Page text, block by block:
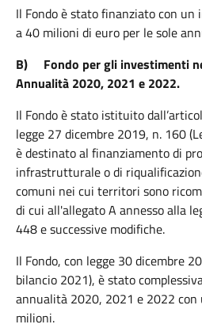
Il Fondo è stato finanziato con un
a 40 milioni di euro per le sole
B) Fondo per gli investimenti
Annualità 2020, 2021 e 2022.
Il Fondo è stato istituito
legge 27 dicembre 2019, n. 160
è destinato al finanziamento di
infrastrutturale o di
comuni nei cui territori sono
di cui all'allegato A annesso alla
448 e successive modifiche.
Il Fondo, con legge 30 dicembre
bilancio 2021), è stato
annualità 2020, 2021 e 2022
milioni.